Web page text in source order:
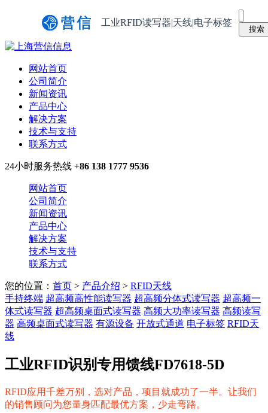
工业RFID读写器|天线|电子标签
网站首页
公司简介
新闻资讯
产品中心
解决方案
技术与支持
联系方式
24小时服务热线 +86 138 1777 9536
网站首页
公司简介
新闻资讯
产品中心
解决方案
技术与支持
联系方式
您的位置： 首页 > 产品介绍 > RFID天线
手持终端 超高频高性能读写器 超高频分体式读写器 超高频一
体式读写器 超高频桌面式读写器 高频大功率读写器 高频读写
器 高频桌面式读写器 有源设备 开放式通道 电子标签 RFID天
线
工业RFID识别专用馈线FD7618-5D
RFID应用千差万别，选对产品，项目就成功了一半。让我们
的销售顾问为您量身匹配最优方案，少走弯路。